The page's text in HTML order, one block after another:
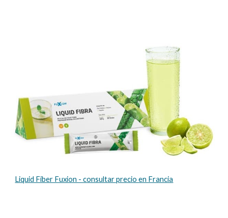
Liquid Fiber Fuxion - consultar precio en Francia